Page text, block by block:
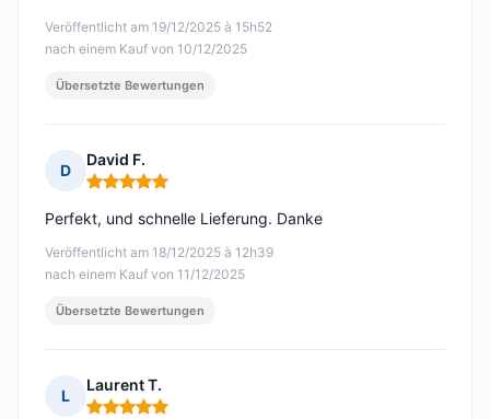
Veröffentlicht am 19/12/2025 à 15h52
nach einem Kauf von 10/12/2025
Übersetzte Bewertungen
D
David F.
Hinweis: 5 von 5
Veröffentlicht am 18/12/2025 à 12h39
nach einem Kauf von 11/12/2025
Perfekt, und schnelle Lieferung. Danke
Übersetzte Bewertungen
L
Laurent T.